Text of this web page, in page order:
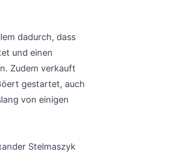
dadurch, dass
und einen
Zudem verkauft
gestartet, auch
von einigen
Stelmaszyk